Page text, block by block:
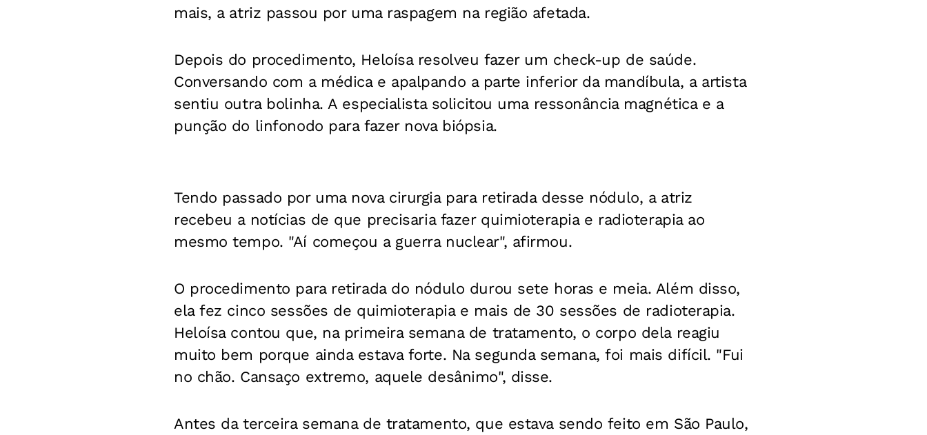
mais, a atriz passou por uma raspagem na região afetada.
Depois do procedimento, Heloísa resolveu fazer um check-up de saúde.
Conversando com a médica e apalpando a parte inferior da mandíbula, a artista
sentiu outra bolinha. A especialista solicitou uma ressonância magnética e a
punção do linfonodo para fazer nova biópsia.
Tendo passado por uma nova cirurgia para retirada desse nódulo, a atriz
recebeu a notícias de que precisaria fazer quimioterapia e radioterapia ao
mesmo tempo. "Aí começou a guerra nuclear", afirmou.
O procedimento para retirada do nódulo durou sete horas e meia. Além disso,
ela fez cinco sessões de quimioterapia e mais de 30 sessões de radioterapia.
Heloísa contou que, na primeira semana de tratamento, o corpo dela reagiu
muito bem porque ainda estava forte. Na segunda semana, foi mais difícil. "Fui
no chão. Cansaço extremo, aquele desânimo", disse.
Antes da terceira semana de tratamento, que estava sendo feito em São Paulo,